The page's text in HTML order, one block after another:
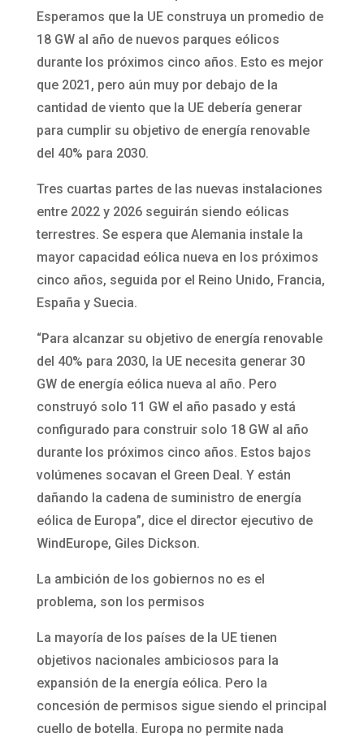
Esperamos que la UE construya un promedio de
18 GW al año de nuevos parques eólicos
durante los próximos cinco años. Esto es mejor
que 2021, pero aún muy por debajo de la
cantidad de viento que la UE debería generar
para cumplir su objetivo de energía renovable
del 40% para 2030.
Tres cuartas partes de las nuevas instalaciones
entre 2022 y 2026 seguirán siendo eólicas
terrestres. Se espera que Alemania instale la
mayor capacidad eólica nueva en los próximos
cinco años, seguida por el Reino Unido, Francia,
España y Suecia.
“Para alcanzar su objetivo de energía renovable
del 40% para 2030, la UE necesita generar 30
GW de energía eólica nueva al año. Pero
construyó solo 11 GW el año pasado y está
configurado para construir solo 18 GW al año
durante los próximos cinco años. Estos bajos
volúmenes socavan el Green Deal. Y están
dañando la cadena de suministro de energía
eólica de Europa”, dice el director ejecutivo de
WindEurope, Giles Dickson.
La ambición de los gobiernos no es el
problema, son los permisos
La mayoría de los países de la UE tienen
objetivos nacionales ambiciosos para la
expansión de la energía eólica. Pero la
concesión de permisos sigue siendo el principal
cuello de botella. Europa no permite nada